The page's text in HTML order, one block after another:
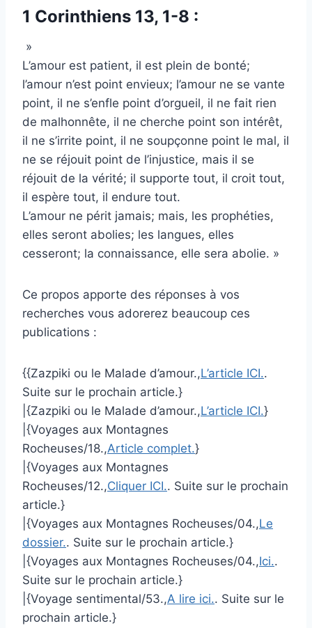
1 Corinthiens 13, 1-8 :
»
L’amour est patient, il est plein de bonté;
l’amour n’est point envieux; l’amour ne se vante
point, il ne s’enfle point d’orgueil, il ne fait rien
de malhonnête, il ne cherche point son intérêt,
il ne s’irrite point, il ne soupçonne point le mal, il
ne se réjouit point de l’injustice, mais il se
réjouit de la vérité; il supporte tout, il croit tout,
il espère tout, il endure tout.
L’amour ne périt jamais; mais, les prophéties,
elles seront abolies; les langues, elles
cesseront; la connaissance, elle sera abolie. »
Ce propos apporte des réponses à vos
recherches vous adorerez beaucoup ces
publications :
{{Zazpiki ou le Malade d’amour.,L’article ICI..
Suite sur le prochain article.}
|{Zazpiki ou le Malade d’amour.,L’article ICI.}
|{Voyages aux Montagnes
Rocheuses/18.,Article complet.}
|{Voyages aux Montagnes
Rocheuses/12.,Cliquer ICI.. Suite sur le prochain
article.}
|{Voyages aux Montagnes Rocheuses/04.,Le
dossier.. Suite sur le prochain article.}
|{Voyages aux Montagnes Rocheuses/04.,Ici..
Suite sur le prochain article.}
|{Voyage sentimental/53.,A lire ici.. Suite sur le
prochain article.}